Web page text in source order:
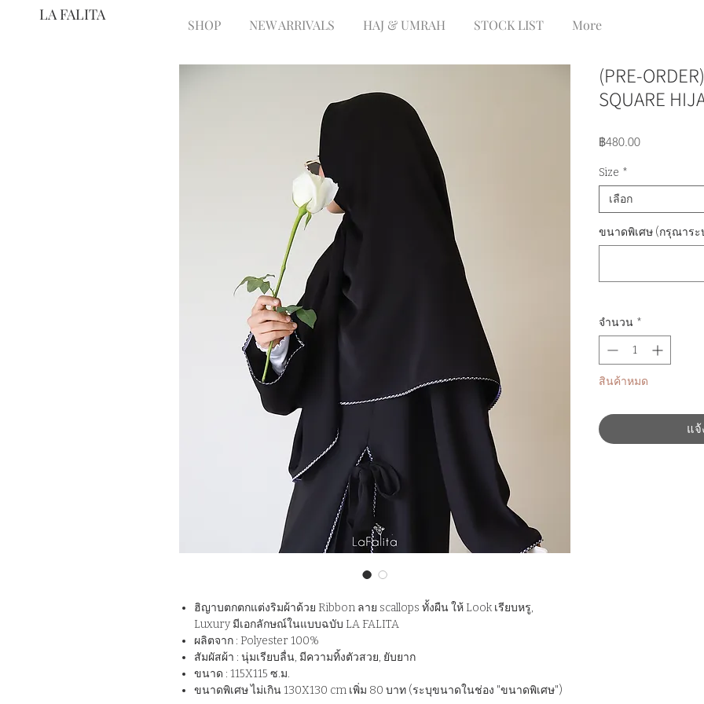
LA FALITA
SHOP NEW ARRIVALS HAJ & UMRAH STOCK LIST More
ฮิญาบตกตกแต่งริมผ้าด้วย Ribbon ลาย scallops ทั้งผืน ให้ Look เรียบหรู,
Luxury มีเอกลักษณ์ในแบบฉบับ LA FALITA
ผลิตจาก : Polyester 100%
สัมผัสผ้า : นุ่มเรียบลื่น, มีความทิ้งตัวสวย, ยับยาก
ขนาด : 115X115 ซ.ม.
ขนาดพิเศษ ไม่เกิน 130X130 cm เพิ่ม 80 บาท (ระบุขนาดในช่อง "ขนาดพิเศษ")
(PRE-
SQUARE
฿480.00ราคา
Size *
เลือก
ขนาดพิเศษ (กรุณาระ
จำนวน *
สินค้าหมด
แจ้